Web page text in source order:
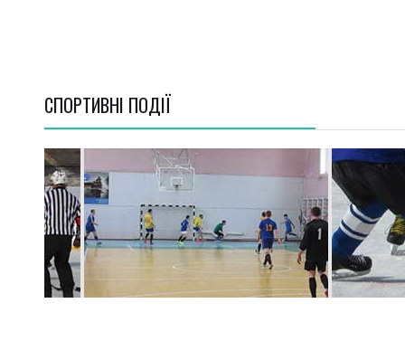
СПОРТИВНI ПОДІЇ